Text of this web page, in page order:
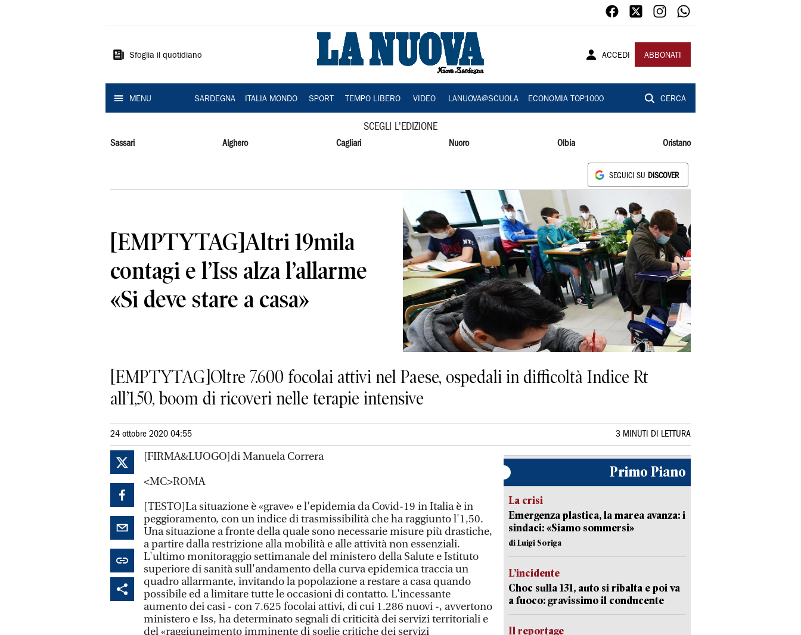
Sardegna
Sfoglia il quotidiano ACCEDI ABBONATI
MENU SARDEGNA ITALIA MONDO SPORT TEMPO LIBERO VIDEO LANUOVA@SCUOLA ECONOMIA TOP1000 CERCA
SCEGLI L'EDIZIONE
Sassari Alghero Cagliari Nuoro Olbia Oristano
SEGUICI SU DISCOVER
[EMPTYTAG]Altri 19mila
contagi e l’Iss alza l’allarme
«Si deve stare a casa»
[EMPTYTAG]Oltre 7.600 focolai attivi nel Paese, ospedali in difficoltà Indice Rt
all’1,50, boom di ricoveri nelle terapie intensive
24 ottobre 2020 04:55 3 MINUTI DI LETTURA
[FIRMA&LUOGO]di Manuela Correra
<MC>ROMA
[TESTO]La situazione è «grave» e l'epidemia da Covid-19 in Italia è in
peggioramento, con un indice di trasmissibilità che ha raggiunto l'1,50.
Una situazione a fronte della quale sono necessarie misure più drastiche,
a partire dalla restrizione alla mobilità e alle attività non essenziali.
L'ultimo monitoraggio settimanale del ministero della Salute e Istituto
superiore di sanità sull'andamento della curva epidemica traccia un
quadro allarmante, invitando la popolazione a restare a casa quando
possibile ed a limitare tutte le occasioni di contatto. L'incessante
aumento dei casi - con 7.625 focolai attivi, di cui 1.286 nuovi -, avvertono
ministero e Iss, ha determinato segnali di criticità dei servizi territoriali e
del «raggiungimento imminente di soglie critiche dei servizi
Primo Piano
La crisi
Emergenza plastica, la marea avanza: i
sindaci: «Siamo sommersi»
di Luigi Soriga
L’incidente
Choc sulla 131, auto si ribalta e poi va
a fuoco: gravissimo il conducente
Il reportage